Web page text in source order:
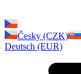
Česky (CZK)
Deutsch (EUR)